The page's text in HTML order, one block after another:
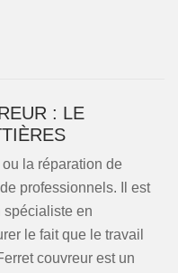
: LE
la réparation de
professionnels. Il est
spécialiste en
le fait que le travail
couvreur est un